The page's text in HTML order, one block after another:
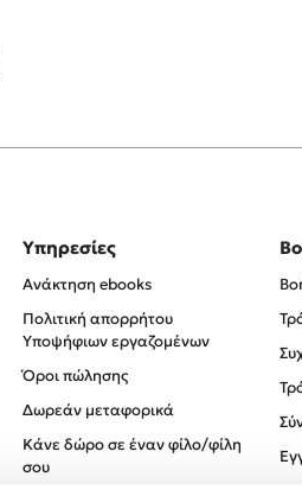
Υπηρεσίες
Ανάκτηση ebooks
Πολιτική απορρήτου
Υποψήφιων εργαζομένων
Όροι πώλησης
Δωρεάν μεταφορικά
Κάνε δώρο σε έναν φίλο/φίλη
σου